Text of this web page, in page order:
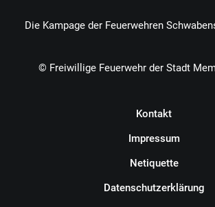
Die Kampage der Feuerwehren
© Freiwillige Feuerwehr der Stadt
Kontakt
Impressum
Netiquette
Datenschutzerklärung